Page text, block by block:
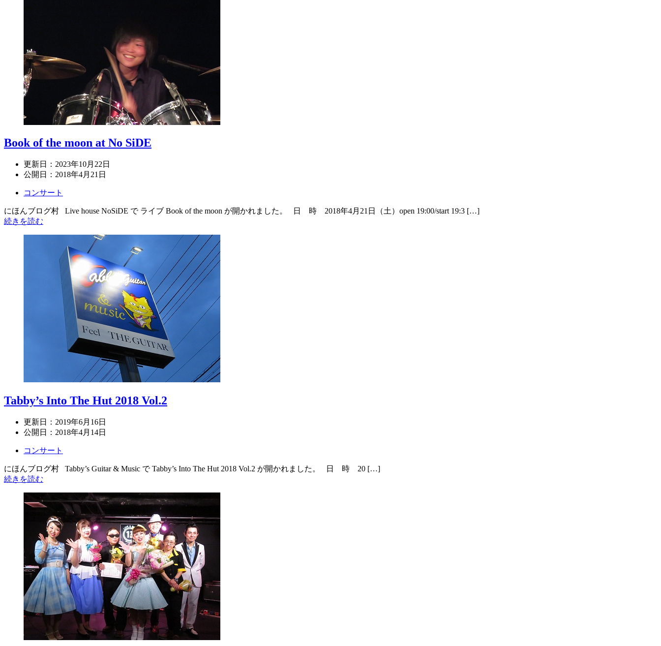
Book of the moon at No SiDE
更新日： 2023年10月22日
公開日： 2018年4月21日
コンサート
にほんブログ村 Live house NoSiDE で ライブ Book of the moon が開かれました。 日 時 2018年4月21日（土）open 19:00/start 19:3 […]
続きを読む
Tabby’s Into The Hut 2018 Vol.2
更新日： 2019年6月16日
公開日： 2018年4月14日
コンサート
にほんブログ村 Tabby’s Guitar & Music で Tabby’s Into The Hut 2018 Vol.2 が開かれました。 日 時 20 […]
続きを読む